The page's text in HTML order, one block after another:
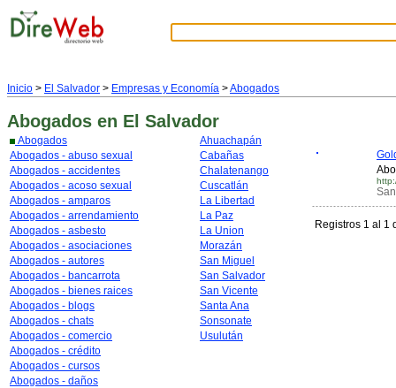
Inicio > El Salvador > Empresas y Economía >Abogados
Abogados en El Salvador
Abogados
Abogados - abuso sexual
Abogados - accidentes
Abogados - acoso sexual
Abogados - amparos
Abogados - arrendamiento
Abogados - asbesto
Abogados - asociaciones
Abogados - autores
Abogados - bancarrota
Abogados - bienes raices
Abogados - blogs
Abogados - chats
Abogados - comercio
Abogados - crédito
Abogados - cursos
Abogados - daños
Ahuachapán
Cabañas
Chalatenango
Cuscatlán
La Libertad
La Paz
La Union
Morazán
San Miguel
San Salvador
San Vicente
Santa Ana
Sonsonate
Usulután
Registros 1 al 1